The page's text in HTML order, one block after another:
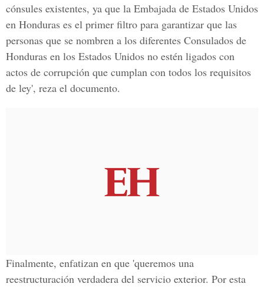
cónsules existentes, ya que la Embajada de Estados Unidos
en Honduras es el primer filtro para garantizar que las
personas que se nombren a los diferentes Consulados de
Honduras en los Estados Unidos no estén ligados con
actos de corrupción que cumplan con todos los requisitos
de ley', reza el documento.
Finalmente, enfatizan en que 'queremos una
reestructuración verdadera del servicio exterior. Por esta